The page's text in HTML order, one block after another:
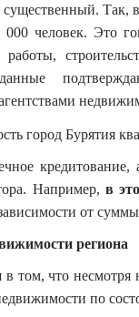
существенный. Так,
000 человек. Это
Например, в
от
региона
том, что несмотря
по